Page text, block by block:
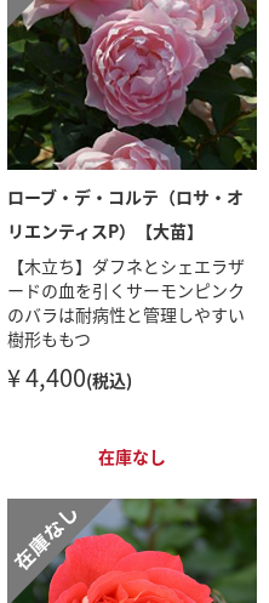
ローブ・デ・コルテ（ロサ・オ
リエンティスP）【大苗】
【木立ち】ダフネとシェエラザ
ードの血を引くサーモンピンク
のバラは耐病性と管理しやすい
樹形ももつ
¥ 4,400(税込)
在庫なし